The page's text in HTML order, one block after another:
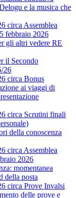
e la musica che
circa Assemblea
febbraio 2026
gli altri vedere RE
il Secondo
26
circa Bonus
ai viaggi di
circa Scrutini finali
della conoscenza
circa Assemblea
2026
momentanea
della posta
circa Prove Invalsi
delle prove e